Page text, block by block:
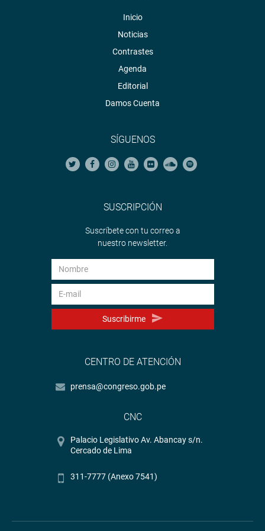
OFICINA DE COMUNICACIONES E IMAGEN
Inicio
Noticias
Contrastes
Agenda
Editorial
Damos Cuenta
SÍGUENOS
SUSCRIPCIÓN
Suscríbete con tu correo a
nuestro newsletter.
Suscribirme
CENTRO DE ATENCIÓN
prensa@congreso.gob.pe
CNC
Palacio Legislativo Av. Abancay s/n.
Cercado de Lima
311-7777 (Anexo 7541)